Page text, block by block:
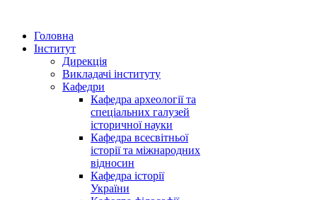
Головна
Інститут
Дирекція
Викладачі інституту
Кафедри
Кафедра археології та
спеціальних галузей
історичної науки
Кафедра всесвітньої
історії та міжнародних
відносин
Кафедра історії
України